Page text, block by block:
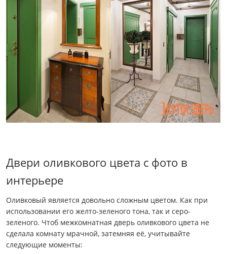
Двери оливкового цвета с фото в
интерьере
Оливковый является довольно сложным цветом. Как при
использовании его желто-зеленого тона, так и серо-
зеленого. Чтоб межкомнатная дверь оливкового цвета не
сделала комнату мрачной, затемняя её, учитывайте
следующие моменты: